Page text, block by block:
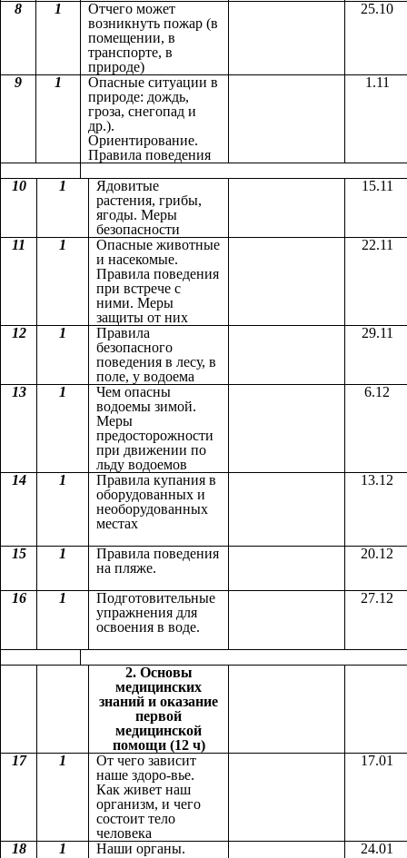
8 1
Отчего может
возникнуть пожар (в
помещении, в
транспорте, в
природе)
25.10
9 1
Опасные ситуации в
природе: дождь,
гроза, снегопад и
др.).
Ориентирование.
Правила поведения
1.11
10 1
Ядовитые
растения, грибы,
ягоды. Меры
безопасности
15.11
11 1
Опасные животные
и насекомые.
Правила поведения
при встрече с
ними. Меры
защиты от них
22.11
12 1
Правила
безопасного
поведения в лесу, в
поле, у водоема
29.11
13 1
Чем опасны
водоемы зимой.
Меры
предосторожности
при движении по
льду водоемов
6.12
14 1
Правила купания в
оборудованных и
необорудованных
местах
13.12
15 1
Правила поведения
на пляже.
20.12
16 1
Подготовительные
упражнения для
освоения в воде.
27.12
2. Основы
медицинских
знаний и оказание
первой
медицинской
помощи (12 ч)
17
1
От чего зависит
наше здоро-вье.
Как живет наш
организм, и чего
состоит тело
человека
17.01
18 1 Наши органы.
24.01